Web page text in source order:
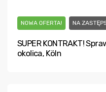
NOWA OFERTA! NA
SUPER KONTRAKT!
okolica, Köln